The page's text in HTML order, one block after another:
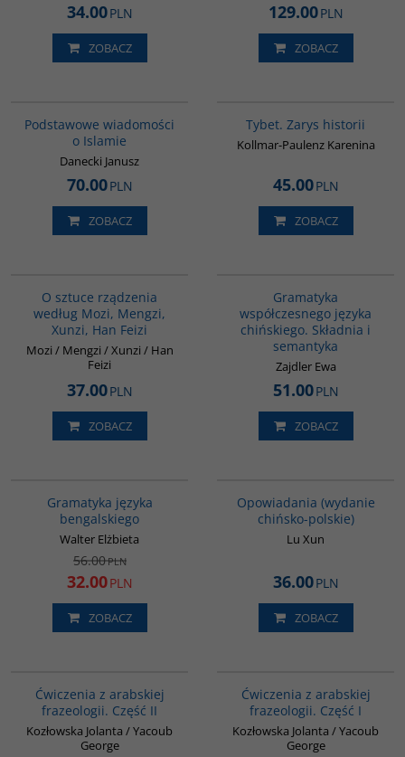
34.00PLN
ZOBACZ
129.00PLN
ZOBACZ
Podstawowe wiadomości
o Islamie
Danecki Janusz
70.00PLN
ZOBACZ
Tybet. Zarys historii
Kollmar-Paulenz Karenina
45.00PLN
ZOBACZ
O sztuce rządzenia
według Mozi, Mengzi,
Xunzi, Han Feizi
Mozi / Mengzi / Xunzi / Han
Feizi
37.00PLN
ZOBACZ
Gramatyka
współczesnego języka
chińskiego. Składnia i
semantyka
Zajdler Ewa
51.00PLN
ZOBACZ
Gramatyka języka
bengalskiego
Walter Elżbieta
56.00PLN
32.00PLN
ZOBACZ
Opowiadania (wydanie
chińsko-polskie)
Lu Xun
36.00PLN
ZOBACZ
Ćwiczenia z arabskiej
frazeologii. Część II
Kozłowska Jolanta / Yacoub
George
Ćwiczenia z arabskiej
frazeologii. Część I
Kozłowska Jolanta / Yacoub
George